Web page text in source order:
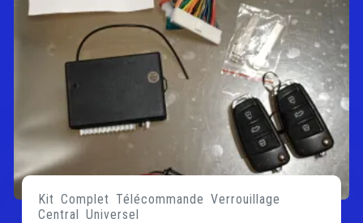
Kit Complet Télécommande Verrouillage
Central Universel